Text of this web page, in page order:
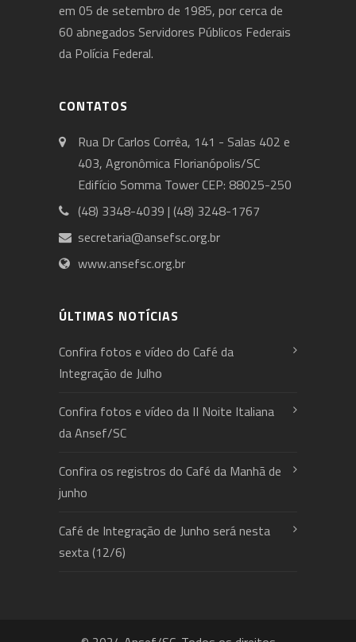
em 05 de setembro de 1985, por cerca de
60 abnegados Servidores Públicos Federais
da Polícia Federal.
CONTATOS
Rua Dr Carlos Corrêa, 141 - Salas 402 e
403, Agronômica Florianópolis/SC
Edifício Somma Tower CEP: 88025-250
(48) 3348-4039 | (48) 3248-1767
secretaria@ansefsc.org.br
www.ansefsc.org.br
ÚLTIMAS NOTÍCIAS
Confira fotos e vídeo do Café da
Integração de Julho
Confira fotos e vídeo da II Noite Italiana
da Ansef/SC
Confira os registros do Café da Manhã de
junho
Café de Integração de Junho será nesta
sexta (12/6)